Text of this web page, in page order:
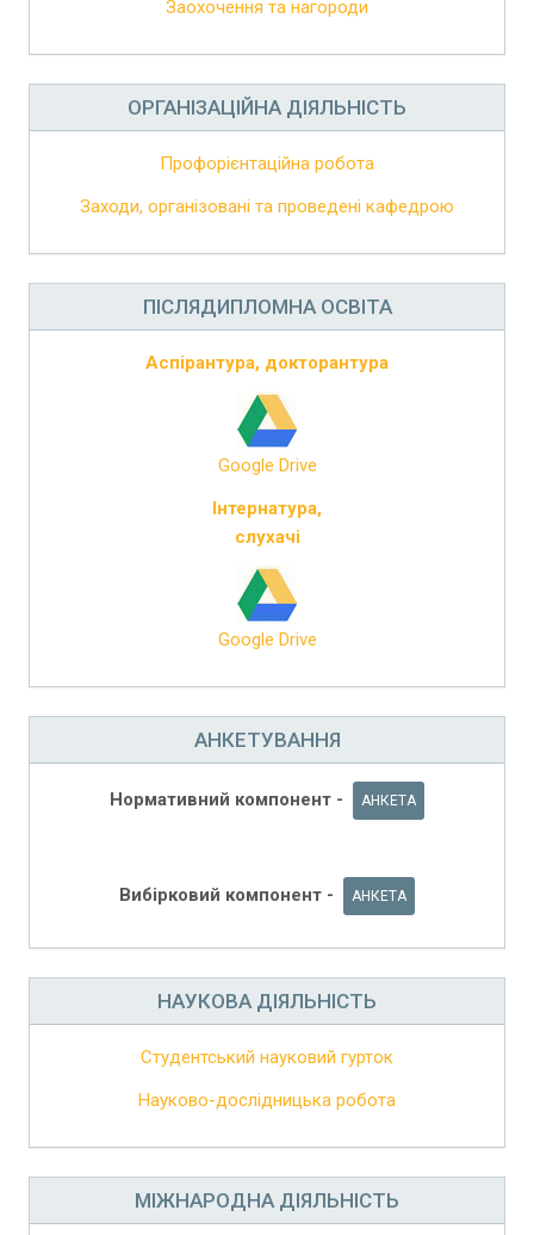
Заохочення та нагороди
ОРГАНІЗАЦІЙНА ДІЯЛЬНІСТЬ
Профорієнтаційна робота
Заходи, організовані та проведені кафедрою
ПІСЛЯДИПЛОМНА ОСВІТА
Аспірантура, докторантура
Google Drive
Інтернатура,
слухачі
Google Drive
АНКЕТУВАННЯ
Нормативний компонент - АНКЕТА
Вибірковий компонент - АНКЕТА
НАУКОВА ДІЯЛЬНІСТЬ
Студентський науковий гурток
Науково-дослідницька робота
МІЖНАРОДНА ДІЯЛЬНІСТЬ